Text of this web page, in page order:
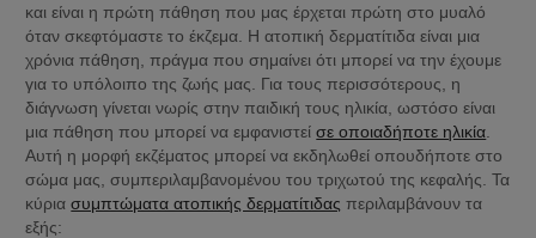
και είναι η πρώτη πάθηση που μας έρχεται πρώτη στο μυαλό
όταν σκεφτόμαστε το έκζεμα. Η ατοπική δερματίτιδα είναι μια
χρόνια πάθηση, πράγμα που σημαίνει ότι μπορεί να την έχουμε
για το υπόλοιπο της ζωής μας. Για τους περισσότερους, η
διάγνωση γίνεται νωρίς στην παιδική τους ηλικία, ωστόσο είναι
μια πάθηση που μπορεί να εμφανιστεί σε οποιαδήποτε ηλικία
Αυτή η μορφή εκζέματος μπορεί να εκδηλωθεί οπουδήποτε στο
σώμα μας, συμπεριλαμβανομένου του τριχωτού της κεφαλής. Τα
κύρια συμπτώματα ατοπικής δερματίτιδας περιλαμβάνουν τα
εξής: